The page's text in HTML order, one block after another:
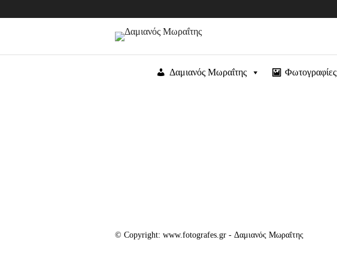
Δαμιανός Μωραΐτης Φωτογραφίες
© Copyright: www.fotografes.gr - Δαμιανός Μωραΐτης